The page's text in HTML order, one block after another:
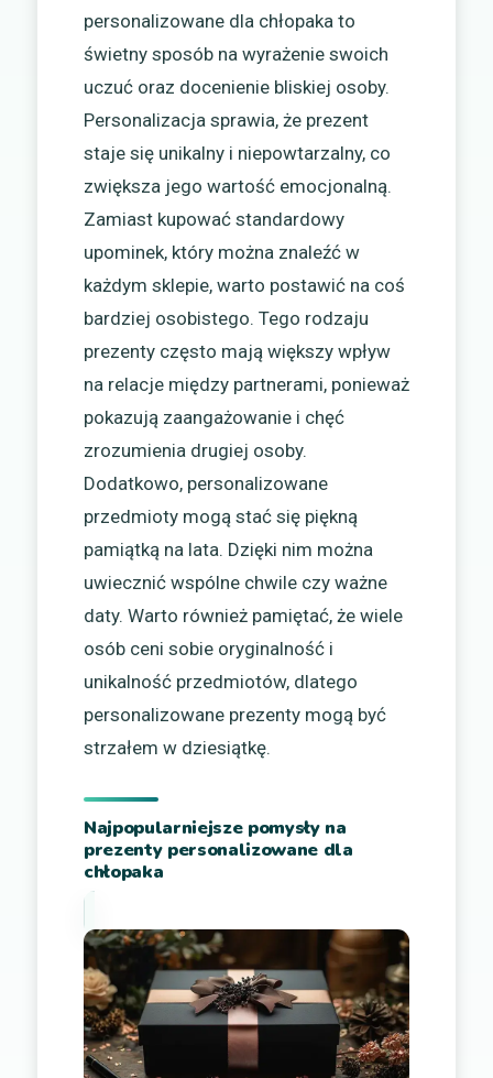
personalizowane dla chłopaka to
świetny sposób na wyrażenie swoich
uczuć oraz docenienie bliskiej osoby.
Personalizacja sprawia, że prezent
staje się unikalny i niepowtarzalny, co
zwiększa jego wartość emocjonalną.
Zamiast kupować standardowy
upominek, który można znaleźć w
każdym sklepie, warto postawić na coś
bardziej osobistego. Tego rodzaju
prezenty często mają większy wpływ
na relacje między partnerami, ponieważ
pokazują zaangażowanie i chęć
zrozumienia drugiej osoby.
Dodatkowo, personalizowane
przedmioty mogą stać się piękną
pamiątką na lata. Dzięki nim można
uwiecznić wspólne chwile czy ważne
daty. Warto również pamiętać, że wiele
osób ceni sobie oryginalność i
unikalność przedmiotów, dlatego
personalizowane prezenty mogą być
strzałem w dziesiątkę.
Najpopularniejsze pomysły na
prezenty personalizowane dla
chłopaka